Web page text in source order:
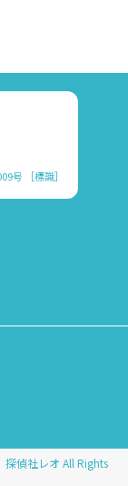
号
［標識］
偵社レオ All Rights